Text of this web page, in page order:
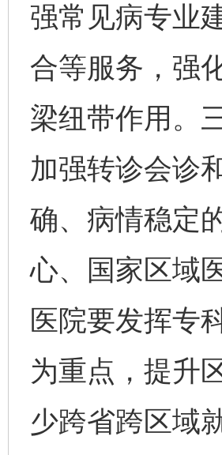
强常见病专业
合等服务，强
梁纽带作用。
加强转诊会诊
确、病情稳定
心、国家区域
医院要发挥专
为重点，提升
少跨省跨区域